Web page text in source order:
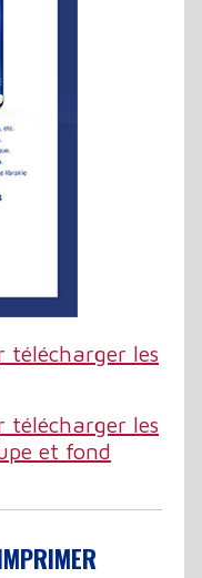
télécharger les
télécharger les
et fond